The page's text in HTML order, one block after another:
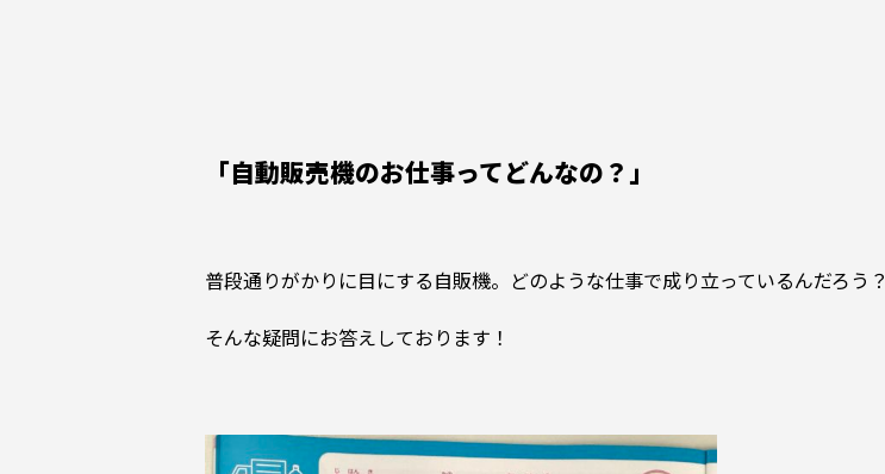
「自動販売機のお仕事ってどんなの？」
普段通りがかりに目にする自販機。どのような仕事で成り立っているんだろう？
そんな疑問にお答えしております！